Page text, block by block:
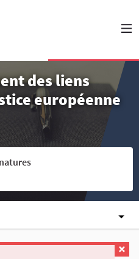
des liens
européenne